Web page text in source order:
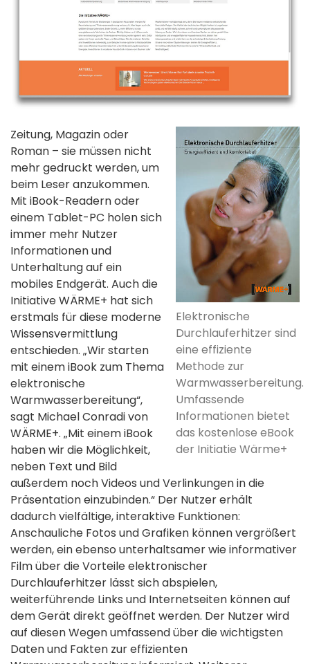
Elektronische
Durchlauferhitzer sind
eine effiziente
Methode zur
Warmwasserbereitung.
Umfassende
Informationen bietet
das kostenlose eBook
der Initiatie Wärme+
Zeitung, Magazin oder
Roman – sie müssen nicht
mehr gedruckt werden, um
beim Leser anzukommen.
Mit iBook-Readern oder
einem Tablet-PC holen sich
immer mehr Nutzer
Informationen und
Unterhaltung auf ein
mobiles Endgerät. Auch die
Initiative WÄRME+ hat sich
erstmals für diese moderne
Wissensvermittlung
entschieden. „Wir starten
mit einem iBook zum Thema
elektronische
Warmwasserbereitung“,
sagt Michael Conradi von
WÄRME+. „Mit einem iBook
haben wir die Möglichkeit,
neben Text und Bild
außerdem noch Videos und Verlinkungen in die
Präsentation einzubinden.“ Der Nutzer erhält
dadurch vielfältige, interaktive Funktionen:
Anschauliche Fotos und Grafiken können vergrößert
werden, ein ebenso unterhaltsamer wie informativer
Film über die Vorteile elektronischer
Durchlauferhitzer lässt sich abspielen,
weiterführende Links und Internetseiten können auf
dem Gerät direkt geöffnet werden. Der Nutzer wird
auf diesen Wegen umfassend über die wichtigsten
Daten und Fakten zur effizienten